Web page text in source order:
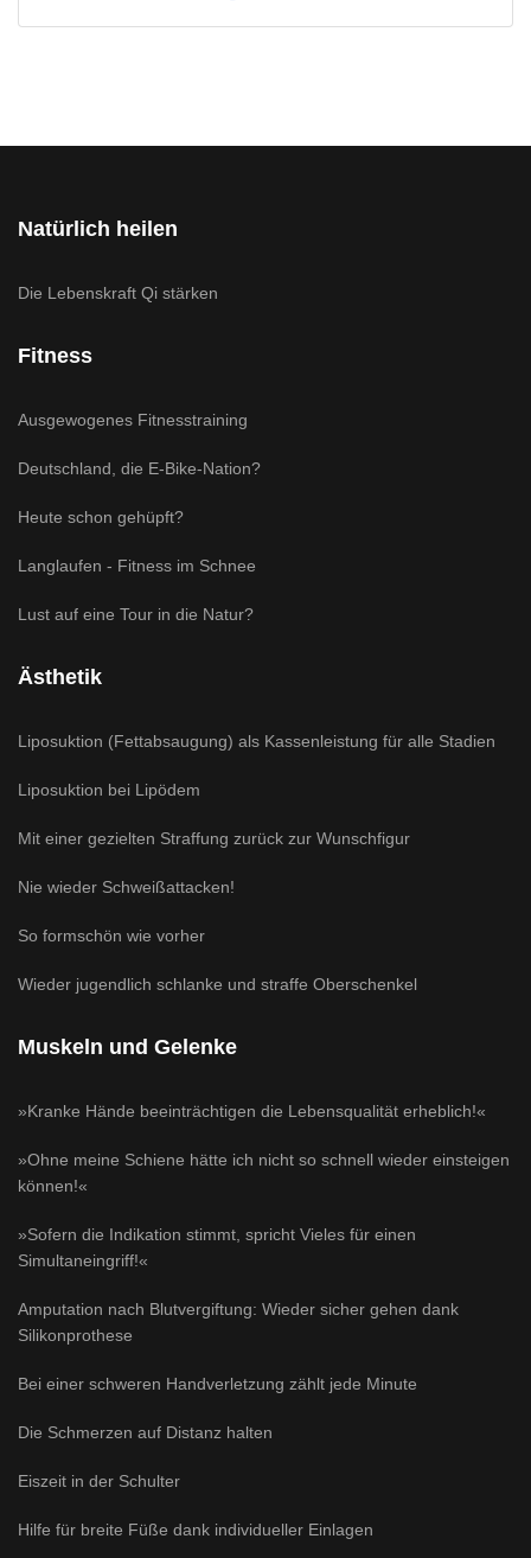
Natürlich heilen
Die Lebenskraft Qi stärken
Fitness
Ausgewogenes Fitnesstraining
Deutschland, die E-Bike-Nation?
Heute schon gehüpft?
Langlaufen - Fitness im Schnee
Lust auf eine Tour in die Natur?
Ästhetik
Liposuktion (Fettabsaugung) als Kassenleistung für alle Stadien
Liposuktion bei Lipödem
Mit einer gezielten Straffung zurück zur Wunschfigur
Nie wieder Schweißattacken!
So formschön wie vorher
Wieder jugendlich schlanke und straffe Oberschenkel
Muskeln und Gelenke
»Kranke Hände beeinträchtigen die Lebensqualität erheblich!«
»Ohne meine Schiene hätte ich nicht so schnell wieder einsteigen
können!«
»Sofern die Indikation stimmt, spricht Vieles für einen
Simultaneingriff!«
Amputation nach Blutvergiftung: Wieder sicher gehen dank
Silikonprothese
Bei einer schweren Handverletzung zählt jede Minute
Die Schmerzen auf Distanz halten
Eiszeit in der Schulter
Hilfe für breite Füße dank individueller Einlagen